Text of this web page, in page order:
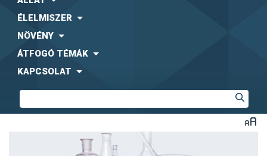
ÉLELMISZER
NÖVÉNY
ÁTFOGÓ TÉMÁK
KAPCSOLAT